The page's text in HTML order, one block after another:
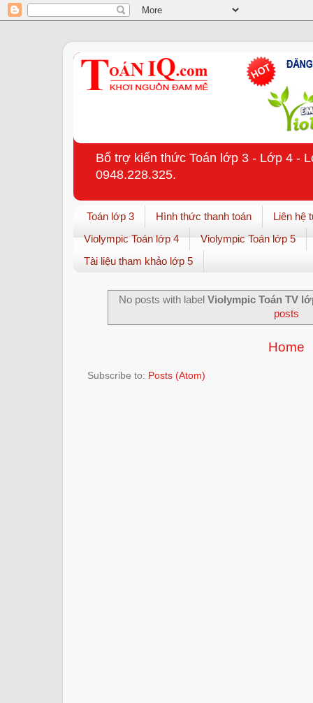
Bổ trợ kiến thức Toán lớp 3 - Lớp 4 -
0948.228.325.
Toán lớp 3 Hình thức thanh toán
Liên hệ
Violympic Toán lớp 4
Violympic Toán lớp 5
Tài liệu tham khảo lớp 5
No posts with label Violympic Toán TV
posts
Home
Subscribe to: Posts (Atom)